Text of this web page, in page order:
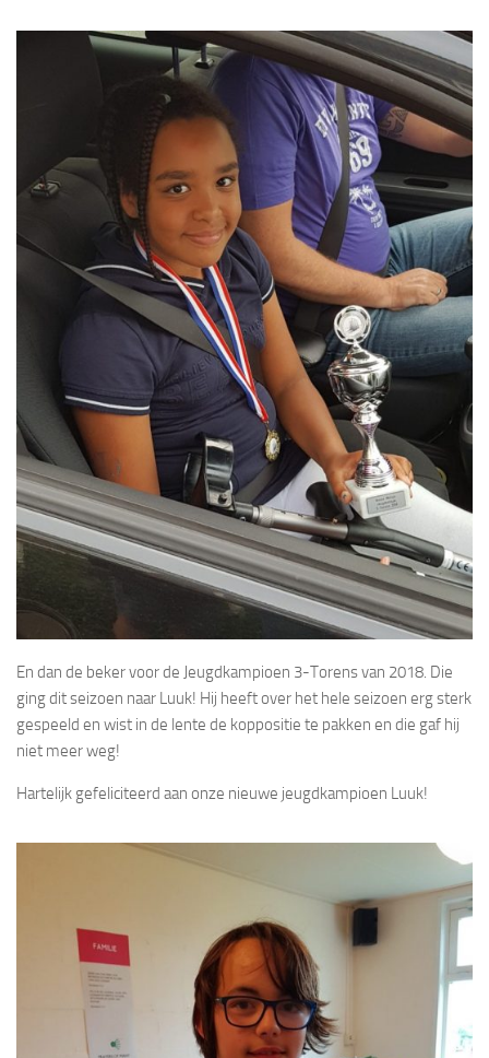
En dan de beker voor de Jeugdkampioen 3-Torens van 2018. Die
ging dit seizoen naar Luuk! Hij heeft over het hele seizoen erg sterk
gespeeld en wist in de lente de koppositie te pakken en die gaf hij
niet meer weg!
Hartelijk gefeliciteerd aan onze nieuwe jeugdkampioen Luuk!